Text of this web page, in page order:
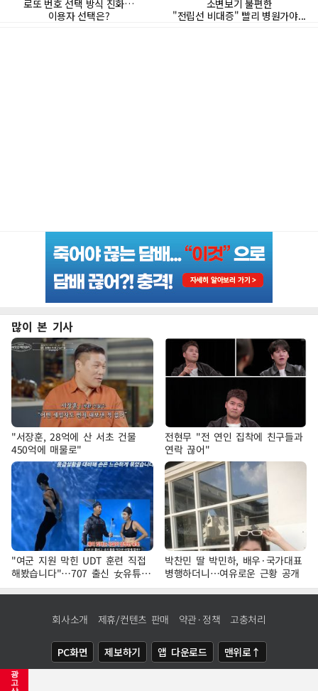
광
고
많이 본 기사
"서장훈, 28억에 산 서초 건물
450억에 매물로"
전현무 "전 연인 집착에 친구들과
연락 끊어"
"여군 지원 막힌 UDT 훈련 직접
해봤습니다"…707 출신 女유튜버
'완벽 소화'
박찬민 딸 박민하, 배우·국가대표
병행하더니…여유로운 근황 공개
회사소개 제휴/컨텐츠 판매 약관·정책 고충처리
PC화면 제보하기 앱 다운로드 맨위로↑